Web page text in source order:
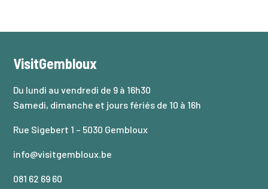
VisitGembloux
Du lundi au vendredi de 9 à 16h30
Samedi, dimanche et jours fériés de 10 à 16h
Rue Sigebert 1 – 5030 Gembloux
info@visitgembloux.be
081 62 69 60